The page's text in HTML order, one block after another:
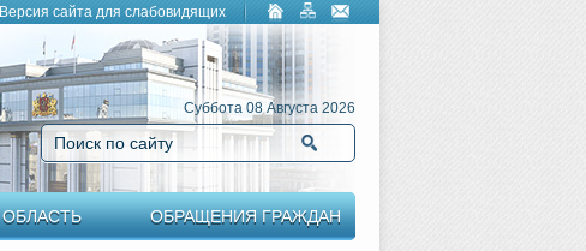
Версия сайта для слабовидящих
Суббота 08 Августа 2026
Поиск по сайту
ОБЛАСТЬ ОБРАЩЕНИЯ ГРАЖДАН